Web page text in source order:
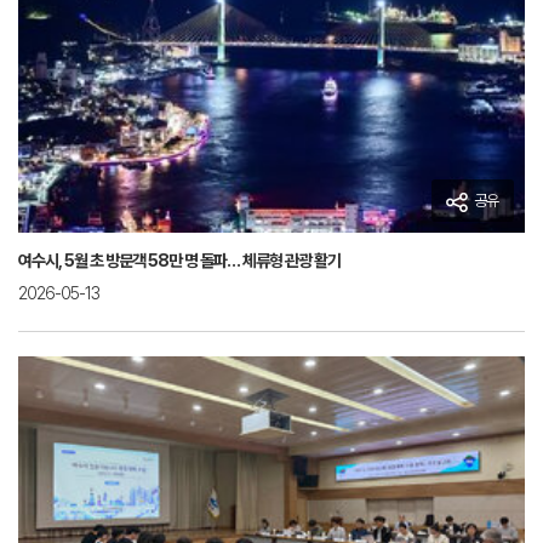
공유
여수시, 5월 초 방문객 58만 명 돌파… 체류형 관광 활기
2026-05-13